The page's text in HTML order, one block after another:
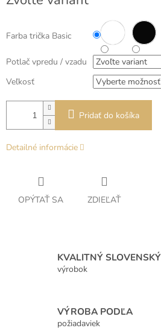
cena:
Farba trička Basic
Potlač vpredu / vzadu
Veľkosť
Pridať do košíka
Detailné informácie
OPÝTAŤ SA ZDIEĽAŤ
KVALITNÝ SLOVENSKÝ
výrobok
VÝROBA PODĽA
požiadaviek